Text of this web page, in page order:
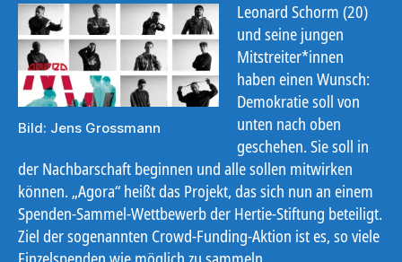
Bild: Jens Grossmann
Leonard Schorm (20)
und seine jungen
Mitstreiter*innen
haben einen Wunsch:
Demokratie soll von
unten nach oben
geschehen. Sie soll in
der Nachbarschaft beginnen und alle sollen mitwirken
können. „Agora“ heißt das Projekt, das sich nun an einem
Spenden-Sammel-Wettbewerb der Hertie-Stiftung beteiligt.
Ziel der sogenannten Crowd-Funding-Aktion ist es, so viele